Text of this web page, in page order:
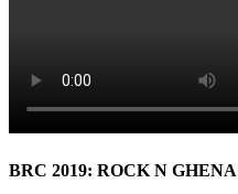
BRC 2019: ROCK N GHENA